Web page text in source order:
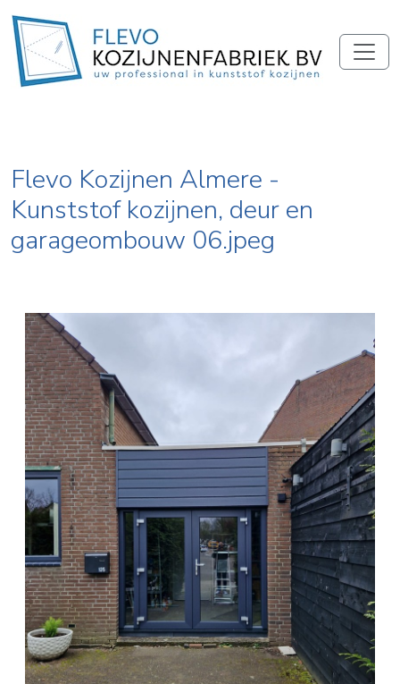
Flevo Kozijnen Almere -
Kunststof kozijnen, deur en
garageombouw 06.jpeg